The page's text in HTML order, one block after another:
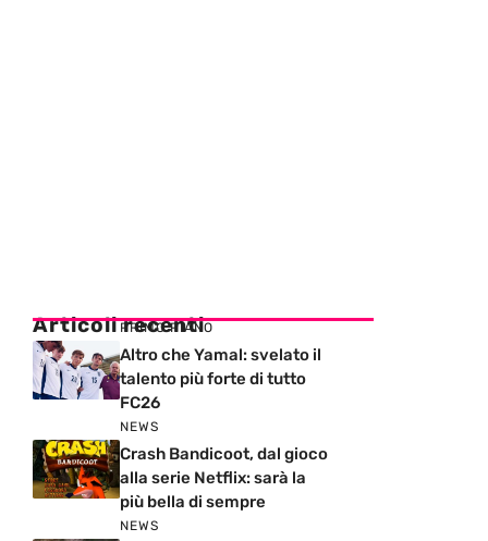
Articoli recenti
PRIMO PIANO
Altro che Yamal: svelato il
talento più forte di tutto
FC26
NEWS
Crash Bandicoot, dal gioco
alla serie Netflix: sarà la
più bella di sempre
NEWS